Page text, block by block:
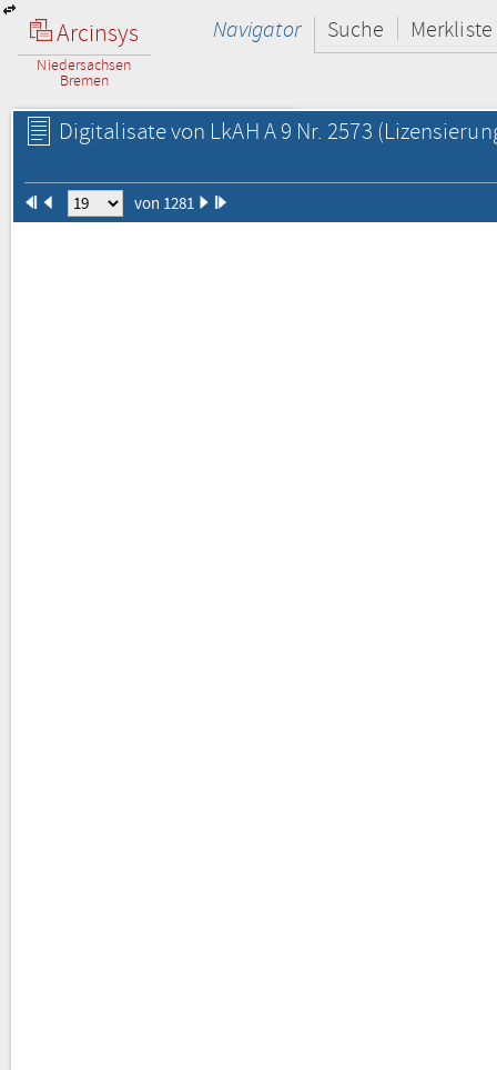
Arcinsys
Niedersachsen
Bremen
Navigator Suche Merkliste
Digitalisate von LkAH A 9 Nr. 2573
von 1281